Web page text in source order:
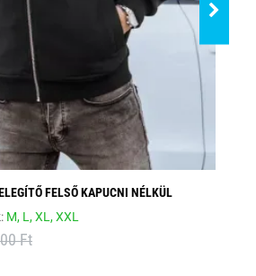
FELSŐ KAPUCNI NÉLKÜL
M, L,XL,XXL
Ft